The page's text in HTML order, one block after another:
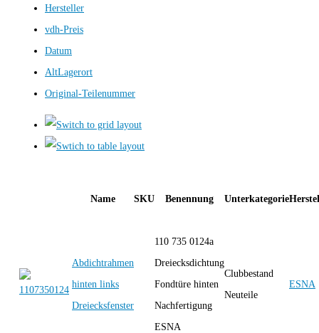
Hersteller
vdh-Preis
Datum
AltLagerort
Original-Teilenummer
Name SKU Benennung Unterkategorie
Abdichtrahmen
hinten links
Dreiecksfenster
110 735 0124a
Dreiecksdichtung
Fondtüre hinten
Nachfertigung
ESNA
Clubbestand
Neuteile
ESNA